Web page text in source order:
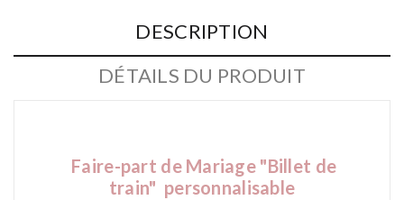
DESCRIPTION
DÉTAILS DU PRODUIT
Faire-part de Mariage "Billet de
train" personnalisable